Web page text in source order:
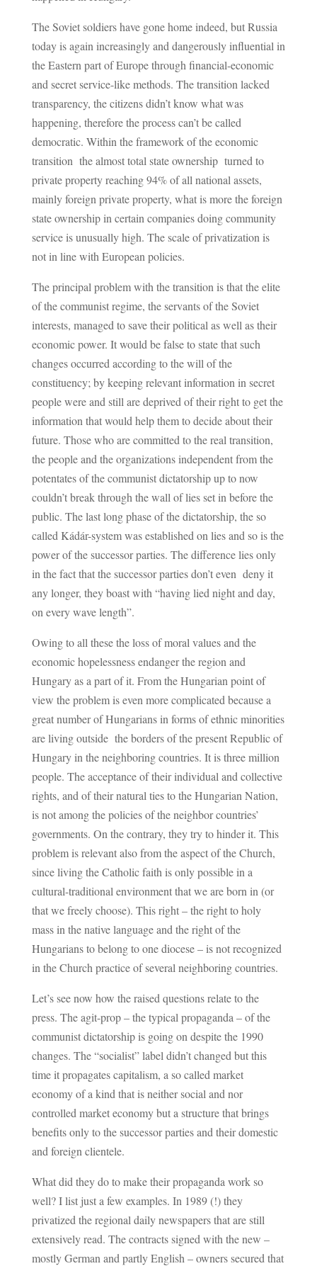
The Soviet soldiers have gone home indeed, but Russia
today is again increasingly and dangerously influential in
the Eastern part of Europe through financial-economic
and secret service-like methods. The transition lacked
transparency, the citizens didn’t know what was
happening, therefore the process can’t be called
democratic. Within the framework of the economic
transition the almost total state ownership turned to
private property reaching 94% of all national assets,
mainly foreign private property, what is more the foreign
state ownership in certain companies doing community
service is unusually high. The scale of privatization is
not in line with European policies.
The principal problem with the transition is that the elite
of the communist regime, the servants of the Soviet
interests, managed to save their political as well as their
economic power. It would be false to state that such
changes occurred according to the will of the
constituency; by keeping relevant information in secret
people were and still are deprived of their right to get the
information that would help them to decide about their
future. Those who are committed to the real transition,
the people and the organizations independent from the
potentates of the communist dictatorship up to now
couldn’t break through the wall of lies set in before the
public. The last long phase of the dictatorship, the so
called Kádár-system was established on lies and so is the
power of the successor parties. The difference lies only
in the fact that the successor parties don’t even deny it
any longer, they boast with “having lied night and day,
on every wave length”.
Owing to all these the loss of moral values and the
economic hopelessness endanger the region and
Hungary as a part of it. From the Hungarian point of
view the problem is even more complicated because a
great number of Hungarians in forms of ethnic minorities
are living outside the borders of the present Republic of
Hungary in the neighboring countries. It is three million
people. The acceptance of their individual and collective
rights, and of their natural ties to the Hungarian Nation,
is not among the policies of the neighbor countries’
governments. On the contrary, they try to hinder it. This
problem is relevant also from the aspect of the Church,
since living the Catholic faith is only possible in a
cultural-traditional environment that we are born in (or
that we freely choose). This right – the right to holy
mass in the native language and the right of the
Hungarians to belong to one diocese – is not recognized
in the Church practice of several neighboring countries.
Let’s see now how the raised questions relate to the
press. The agit-prop – the typical propaganda – of the
communist dictatorship is going on despite the 1990
changes. The “socialist” label didn’t changed but this
time it propagates capitalism, a so called market
economy of a kind that is neither social and nor
controlled market economy but a structure that brings
benefits only to the successor parties and their domestic
and foreign clientele.
What did they do to make their propaganda work so
well? I list just a few examples. In 1989 (!) they
privatized the regional daily newspapers that are still
extensively read. The contracts signed with the new –
mostly German and partly English – owners secured that